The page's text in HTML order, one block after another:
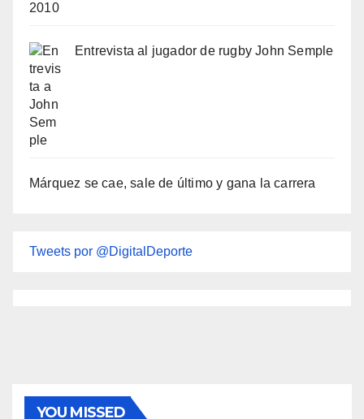
2010
Entrevista al jugador de rugby John Semple
Márquez se cae, sale de último y gana la carrera
Tweets por @DigitalDeporte
YOU MISSED